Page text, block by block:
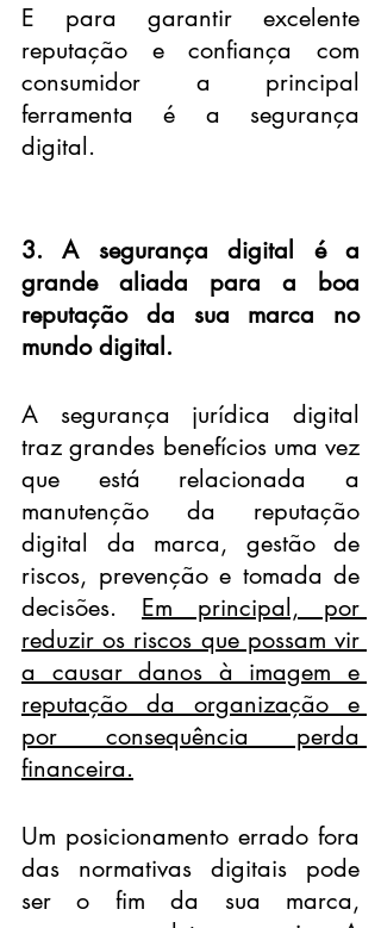
E para garantir excelente
reputação e confiança com
consumidor a principal
ferramenta é a segurança
digital.
3. A segurança digital é a
grande aliada para a boa
reputação da sua marca no
mundo digital.
A segurança jurídica digital
traz grandes benefícios uma vez
que está relacionada a
manutenção da reputação
digital da marca, gestão de
riscos, prevenção e tomada de
decisões. Em principal, por
reduzir os riscos que possam vir
a causar danos à imagem e
reputação da organização e
por consequência perda
financeira.
Um posicionamento errado fora
das normativas digitais pode
ser o fim da sua marca,